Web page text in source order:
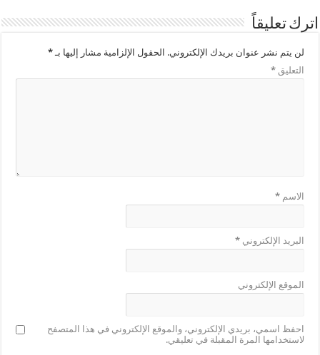
اترك تعليقاً
لن يتم نشر عنوان بريدك الإلكتروني. الحقول الإلزامية مشار إليها بـ*
التعليق*
الاسم*
البريد الإلكتروني*
الموقع الإلكتروني
احفظ اسمي، بريدي الإلكتروني، والموقع الإلكتروني في هذا المتصفح
لاستخدامها المرة المقبلة في تعليقي.